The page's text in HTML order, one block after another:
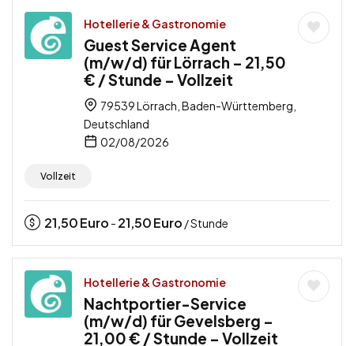
Hotellerie & Gastronomie
Guest Service Agent
(m/w/d) für Lörrach – 21,50
€ / Stunde – Vollzeit
79539 Lörrach, Baden-Württemberg,
Deutschland
02/08/2026
Vollzeit
21,50Euro - 21,50Euro / Stunde
Hotellerie & Gastronomie
Nachtportier-Service
(m/w/d) für Gevelsberg –
21,00 € / Stunde – Vollzeit